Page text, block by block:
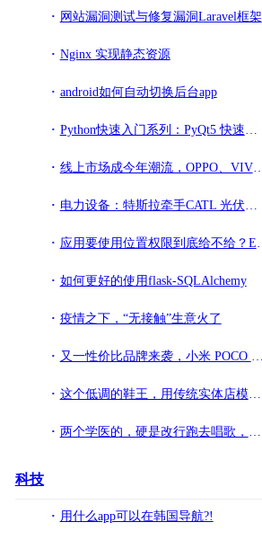
网站漏洞测试与修复漏洞Laravel框架
Nginx 实现静态资源
android如何自动切换后台app
Python快速入门系列：PyQt5 快速开发GUI-窗口类型以及主窗口创建
线上市场成今年潮流，OPPO、VIVO的好日子要到头了吗？
电力设备：特斯拉牵手CATL 光伏政策好于预期
应用要使用位置权限到底给不给？EMUI 10这个改变帮你轻松选择
如何更好的使用flask-SQLAlchemy
疫情之下，“无接触”生意火了
又一性价比品牌来袭，小米 POCO 有望进入国内市场
这个低调的鞋王，用传统实体店模式，干出了互联网扩张的速度
两个学医的，硬是改行跑去唱歌，最后双双成为乐坛优质歌手
科技
用什么app可以在韩国导航?!